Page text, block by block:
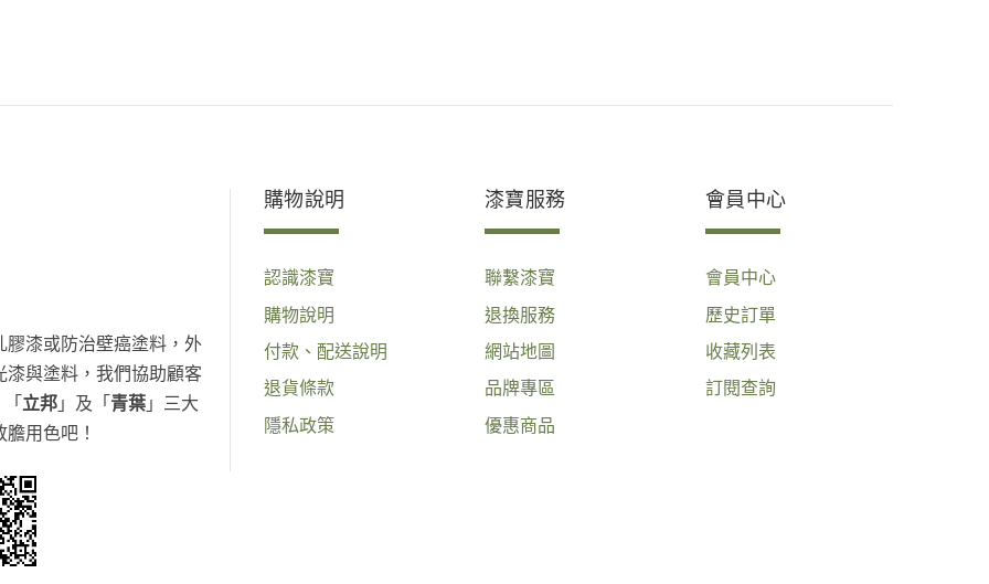
膠漆或防治壁癌塗料，外
漆與塗料，我們協助顧客
立邦 」及「 青葉 」三大
用色吧！
購物說明
認識漆寶
購物說明
付款、配送說明
退貨條款
隱私政策
漆寶服務
聯繫漆寶
退換服務
網站地圖
品牌專區
優惠商品
會員中心
會員中心
歷史訂單
收藏列表
訂閱查詢